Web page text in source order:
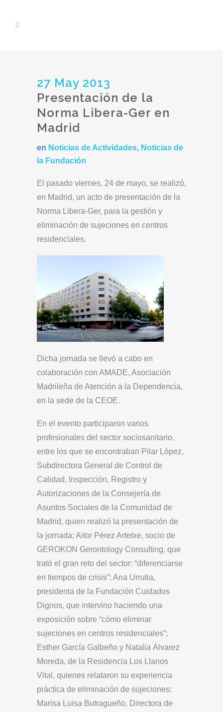
27 May 2013
Presentación de la
Norma Libera-Ger en
Madrid
en Noticias de Actividades, Noticias de
la Fundación
El pasado viernes, 24 de mayo, se realizó,
en Madrid, un acto de presentación de la
Norma Libera-Ger, para la gestión y
eliminación de sujeciones en centros
residenciales.
Dicha jornada se llevó a cabo en
colaboración con AMADE, Asociación
Madrileña de Atención a la Dependencia,
en la sede de la CEOE.
En el evento participaron varios
profesionales del sector sociosanitario,
entre los que se encontraban Pilar López,
Subdirectora General de Control de
Calidad, Inspección, Registro y
Autorizaciones de la Consejería de
Asuntos Sociales de la Comunidad de
Madrid, quien realizó la presentación de
la jornada; Aitor Pérez Artetxe, socio de
GEROKON Gerontology Consulting, que
trató el gran reto del sector: “diferenciarse
en tiempos de crisis”; Ana Urrutia,
presidenta de la Fundación Cuidados
Dignos, que intervino haciendo una
exposición sobre “cómo eliminar
sujeciones en centros residenciales”;
Esther García Galbeño y Natalia Álvarez
Moreda, de la Residencia Los Llanos
Vital, quienes relataron su experiencia
práctica de eliminación de sujeciones;
Marisa Luisa Butragueño, Directora de